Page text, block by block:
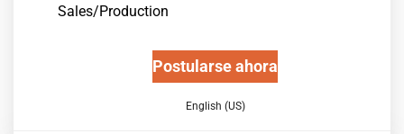
Sales/Production
Postularse ahora
English (US)